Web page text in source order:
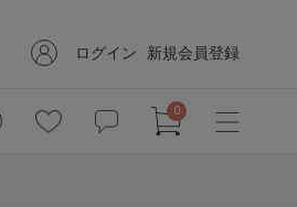
ログイン 新規会員登録
0